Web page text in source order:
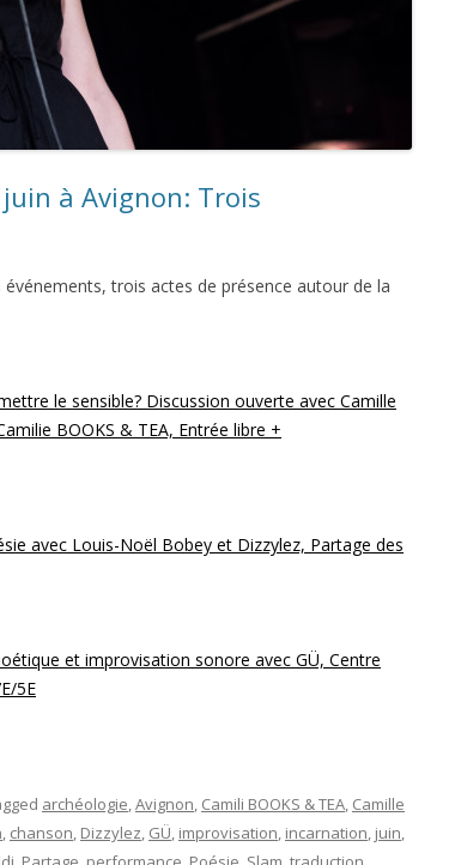
à Avignon: Trois
trois actes de présence autour de la
le sensible? Discussion ouverte avec Camille
BOOKS & TEA, Entrée libre +
avec Louis-Noël Bobey et Dizzylez, Partage des
et improvisation sonore avec GÜ, Centre
5E
archéologie,Avignon, Camili BOOKS & TEA, Camille
, chanson, Dizzylez, GÜ, improvisation, incarnation, juin,